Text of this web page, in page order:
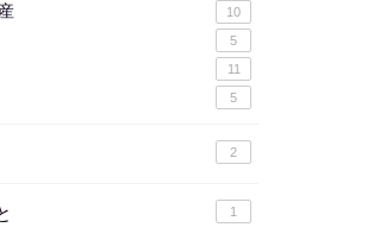
10
5
11
5
2
1